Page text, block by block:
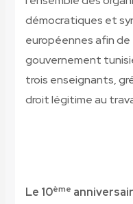
démocratiques et
européennes afin de
gouvernement
trois enseignants,
droit légitime au
Le 10ème